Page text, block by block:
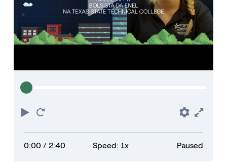
Play
0:00/ 2:40 Speed: 1x Paused